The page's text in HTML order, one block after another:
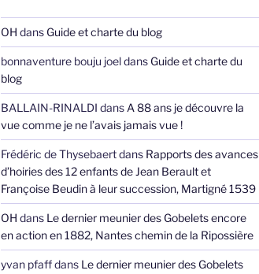
OH dans Guide et charte du blog
bonnaventure bouju joeldans Guide et charte du
blog
BALLAIN-RINALDI dans A 88 ans je découvre la
vue comme je ne l’avais jamais vue !
Frédéric de Thysebaertdans Rapports des avances
d’hoiries des 12 enfants de Jean Berault et
Françoise Beudin à leur succession, Martigné 1539
OH dans Le dernier meunier des Gobelets encore
en action en 1882, Nantes chemin de la Ripossière
yvan pfaffdans Le dernier meunier des Gobelets